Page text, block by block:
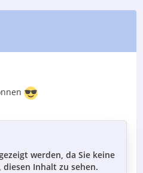
werden, da Sie keine
Inhalt zu sehen.